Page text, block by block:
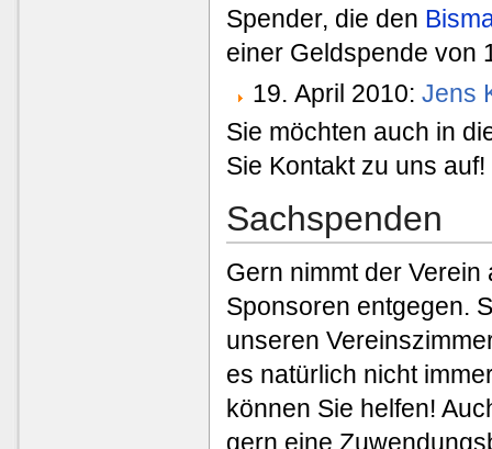
Spender, die den
einer Geldspende von
19. April 2010: Jens
Sie möchten auch in
Sie Kontakt zu uns auf!
Sachspenden
Gern nimmt der
Sponsoren entgegen.
unseren
es natürlich nicht
können Sie helfen!
gern eine